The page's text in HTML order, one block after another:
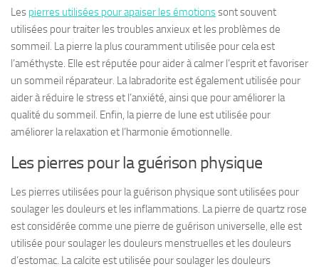
Les pierres utilisées pour apaiser les émotionssont souvent
utilisées pour traiter les troubles anxieux et les problèmes de
sommeil. La pierre la plus couramment utilisée pour cela est
l’améthyste. Elle est réputée pour aider à calmer l’esprit et favoriser
un sommeil réparateur. La labradorite est également utilisée pour
aider à réduire le stress et l’anxiété, ainsi que pour améliorer la
qualité du sommeil. Enfin, la pierre de lune est utilisée pour
améliorer la relaxation et l’harmonie émotionnelle.
Les pierres pour la guérison physique
Les pierres utilisées pour la guérison physique sont utilisées pour
soulager les douleurs et les inflammations. La pierre de quartz rose
est considérée comme une pierre de guérison universelle, elle est
utilisée pour soulager les douleurs menstruelles et les douleurs
d’estomac. La calcite est utilisée pour soulager les douleurs